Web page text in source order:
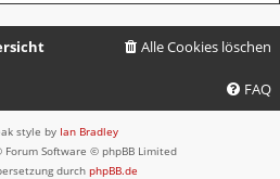
Alle Cookies löschen
FAQ
style by Ian Bradley
Forum Software © phpBB Limited
durch phpBB.de